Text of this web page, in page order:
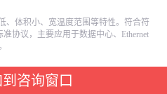
、体积小、宽温度范围等特性。符合符
准协议，主要应用于数据中心、Ethernet
咨询窗口